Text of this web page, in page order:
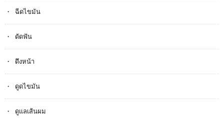
ฉีดไขมัน
ดัดฟัน
ดึงหน้า
ดูดไขมัน
ดูแลเส้นผม